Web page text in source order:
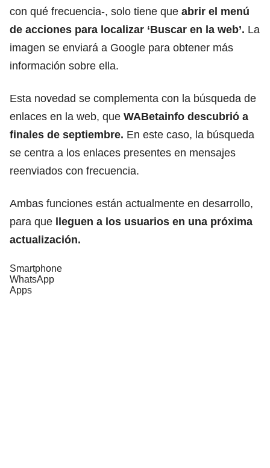
con qué frecuencia-, solo tiene que abrir el menú
de acciones para localizar ‘Buscar en la web’. La
imagen se enviará a Google para obtener más
información sobre ella.
Esta novedad se complementa con la búsqueda de
enlaces en la web, que WABetainfo descubrió a
finales de septiembre. En este caso, la búsqueda
se centra a los enlaces presentes en mensajes
reenviados con frecuencia.
Ambas funciones están actualmente en desarrollo,
para que lleguen a los usuarios en una próxima
actualización.
Smartphone
WhatsApp
Apps